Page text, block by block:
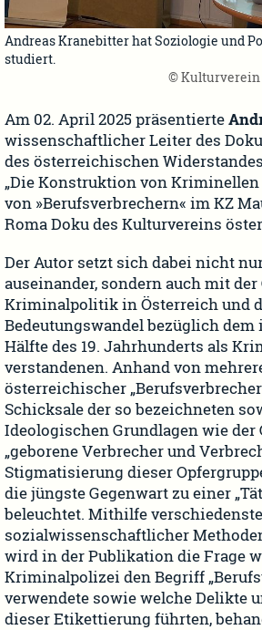
Andreas Kranebitter hat Soziologie und
studiert.
© Kulturverein
Am 02. April 2025 präsentierte
wissenschaftlicher Leiter des
des österreichischen
„Die Konstruktion von
von »Berufsverbrechern« im KZ
Roma Doku des Kulturvereins
Der Autor setzt sich dabei nicht
auseinander, sondern auch mit
Kriminalpolitik in Österreich und
Bedeutungswandel bezüglich
Hälfte des 19. Jahrhunderts als
verstandenen. Anhand von
österreichischer
Schicksale der so bezeichneten
Ideologischen Grundlagen wie der
„geborene Verbrecher und
Stigmatisierung dieser
die jüngste Gegenwart zu einer
beleuchtet. Mithilfe
sozialwissenschaftlicher
wird in der Publikation die Frage
Kriminalpolizei den Begriff
verwendete sowie welche Delikte
dieser Etikettierung führten,